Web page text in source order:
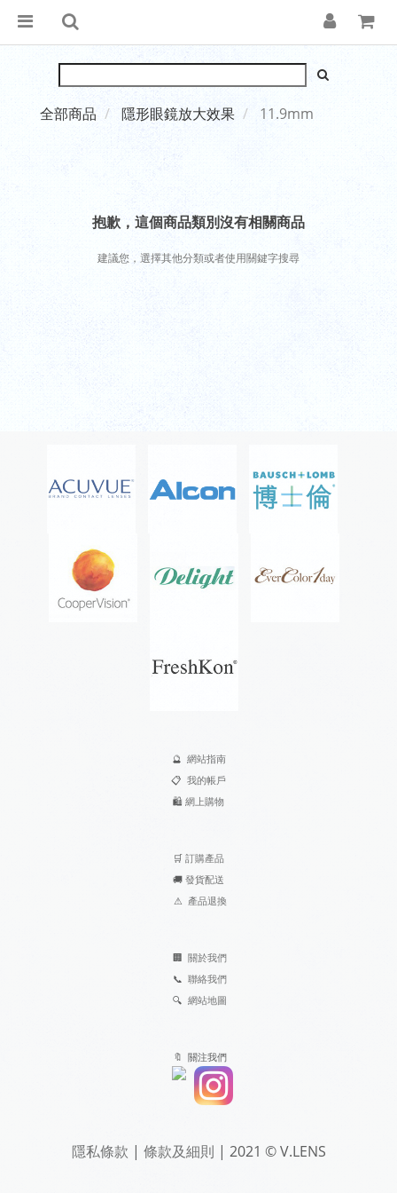
全部商品 隱形眼鏡放大效果 11.9mm
抱歉，這個商品類別沒有相關商品
建議您，選擇其他分類或者使用關鍵字搜尋
🔮 網站指南
📋 我的帳戶
🛍️ 網上購物
🛒 訂購產品
🚚 發貨配送
⚠ 產品退換
🏢 關於我們
📞 聯絡我們
🔍 網站地圖
🔖 關注我們
隱私條款 | 條款及細則 | 2021 © V.LENS